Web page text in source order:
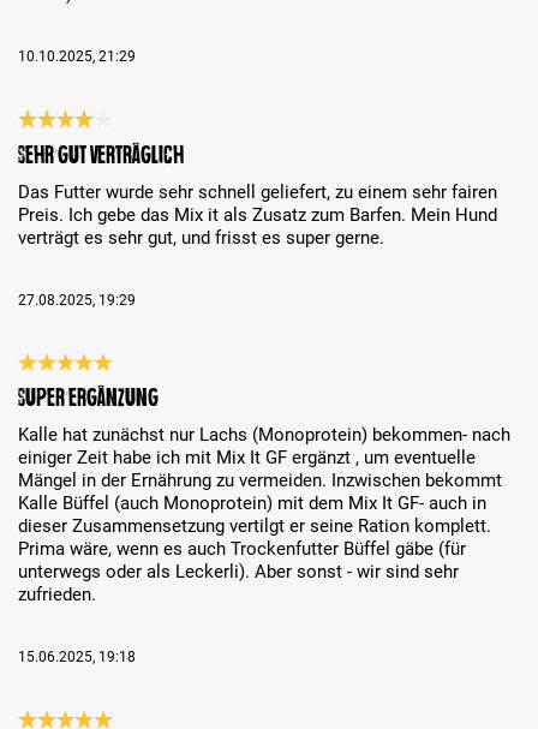
10.10.2025, 21:29
Reseña con calificación de 4 de 5 estrellas
Sehr gut verträglich
Das Futter wurde sehr schnell geliefert, zu einem sehr fairen
Preis. Ich gebe das Mix it als Zusatz zum Barfen. Mein Hund
verträgt es sehr gut, und frisst es super gerne.
27.08.2025, 19:29
Reseña con calificación de 5 de 5 estrellas
Super Ergänzung
Kalle hat zunächst nur Lachs (Monoprotein) bekommen- nach
einiger Zeit habe ich mit Mix It GF ergänzt , um eventuelle
Mängel in der Ernährung zu vermeiden. Inzwischen bekommt
Kalle Büffel (auch Monoprotein) mit dem Mix It GF- auch in
dieser Zusammensetzung vertilgt er seine Ration komplett.
Prima wäre, wenn es auch Trockenfutter Büffel gäbe (für
unterwegs oder als Leckerli). Aber sonst - wir sind sehr
zufrieden.
15.06.2025, 19:18